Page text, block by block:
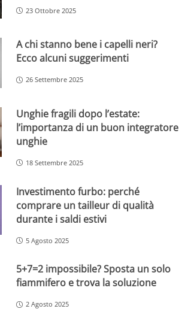
23 Ottobre 2025
A chi stanno bene i capelli neri?
Ecco alcuni suggerimenti
26 Settembre 2025
Unghie fragili dopo l’estate:
l’importanza di un buon integratore
unghie
18 Settembre 2025
Investimento furbo: perché
comprare un tailleur di qualità
durante i saldi estivi
5 Agosto 2025
5+7=2 impossibile? Sposta un solo
fiammifero e trova la soluzione
2 Agosto 2025